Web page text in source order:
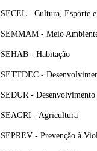
SECEL - Cultura, Esporte
SEMMAM - Meio
SEHAB - Habitação
SETTDEC -
SEDUR - Desenvolvimento
SEAGRI - Agricultura
SEPREV - Prevenção à